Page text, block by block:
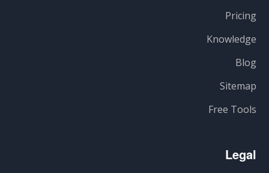
Pricing
Knowledge
Blog
Sitemap
Free Tools
Legal